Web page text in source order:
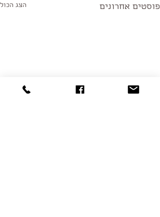
פוסטים אחרונים הצג הכול